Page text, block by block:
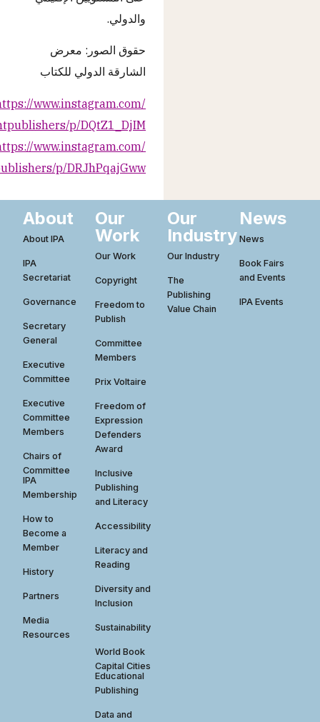
والدولي.
حقوق الصور: معرض
الشارقة الدولي للكتاب
www.instagram.com/
p/DQtZ1_DjIM_/
www.instagram.com/
p/DRJhPqajGww/
About
About IPA
IPA
Secretariat
Governance
Secretary
General
Executive
Committee
Executive
Committee
Members
Chairs of
Committee
IPA
Membership
How to
Become a
Member
History
Partners
Media
Resources
Our
Work
Our Work
Copyright
Freedom to
Publish
Committee
Members
Prix Voltaire
Freedom of
Expression
Defenders
Award
Inclusive
Publishing
and Literacy
Accessibility
Literacy and
Reading
Diversity and
Inclusion
Sustainability
World Book
Capital Cities
Educational
Publishing
Data and
Our
Industry
Our Industry
The
Publishing
Value Chain
News
News
Book Fairs
and Events
IPA Events